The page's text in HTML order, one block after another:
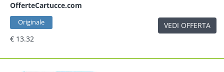
OfferteCartucce.com
Originale
€ 13.32
VEDI OFFERTA